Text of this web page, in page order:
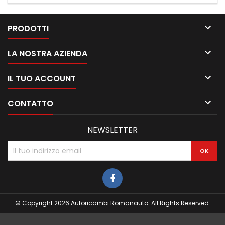
PRODOTTI 
LA NOSTRA AZIENDA 
IL TUO ACCOUNT 
CONTATTO 
NEWSLETTER
© Copyright 2026 Autoricambi Romanauto. All Rights Reserved.